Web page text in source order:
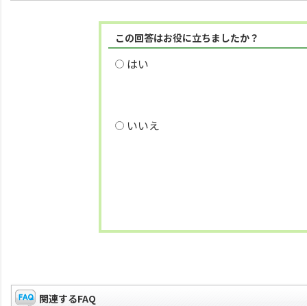
この回答はお役に立ちましたか？
はい
いいえ
関連するFAQ